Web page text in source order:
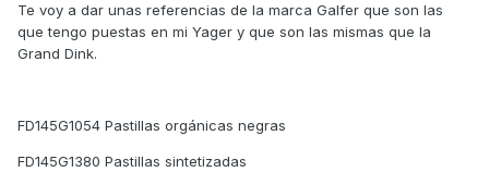
Te voy a dar unas referencias de la marca Galfer que son las
que tengo puestas en mi Yager y que son las mismas que la
Grand Dink.
FD145G1054 Pastillas orgánicas negras
FD145G1380 Pastillas sintetizadas